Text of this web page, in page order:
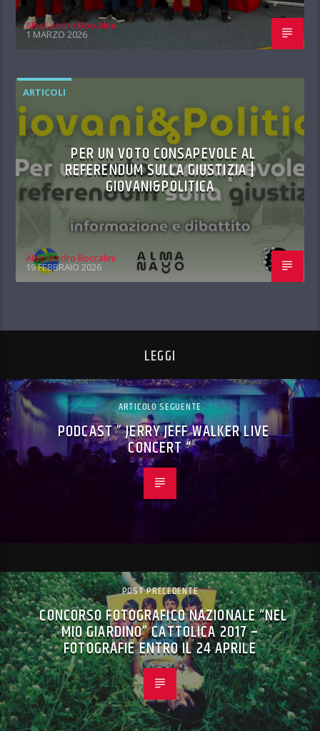
Alessandro Boccalini
1 MARZO 2026
ARTICOLI
PER UN VOTO CONSAPEVOLE AL
REFERENDUM SULLA GIUSTIZIA |
GIOVANI&POLITICA
Alessandro Boccalini
19 FEBBRAIO 2026
LEGGI
ARTICOLO SEGUENTE
PODCAST ” JERRY JEFF WALKER LIVE
CONCERT “
POST PRECEDENTE
CONCORSO FOTOGRAFICO NAZIONALE “NEL
MIO GIARDINO” CATTOLICA 2017 –
FOTOGRAFIE ENTRO IL 24 APRILE